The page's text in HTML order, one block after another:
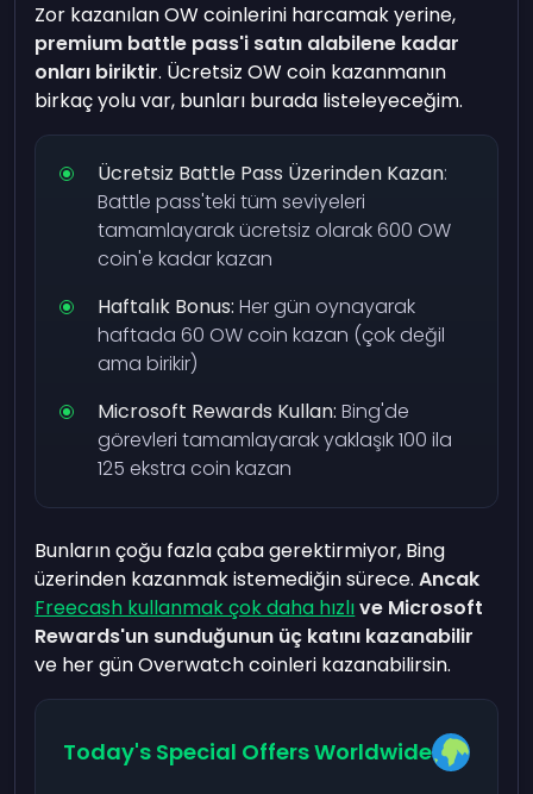
Zor kazanılan OW coinlerini harcamak yerine,
premium battle pass'i satın alabilene kadar
onları biriktir. Ücretsiz OW coin kazanmanın
birkaç yolu var, bunları burada listeleyeceğim.
Ücretsiz Battle Pass Üzerinden Kazan:
Battle pass'teki tüm seviyeleri
tamamlayarak ücretsiz olarak 600 OW
coin'e kadar kazan
Haftalık Bonus: Her gün oynayarak
haftada 60 OW coin kazan (çok değil
ama birikir)
Microsoft Rewards Kullan: Bing'de
görevleri tamamlayarak yaklaşık 100 ila
125 ekstra coin kazan
Bunların çoğu fazla çaba gerektirmiyor, Bing
üzerinden kazanmak istemediğin sürece.Ancak
Freecash kullanmak çok daha hızlıve Microsoft
Rewards'un sunduğunun üç katını kazanabilir
ve her gün Overwatch coinleri kazanabilirsin.
Today's Special Offers Worldwide